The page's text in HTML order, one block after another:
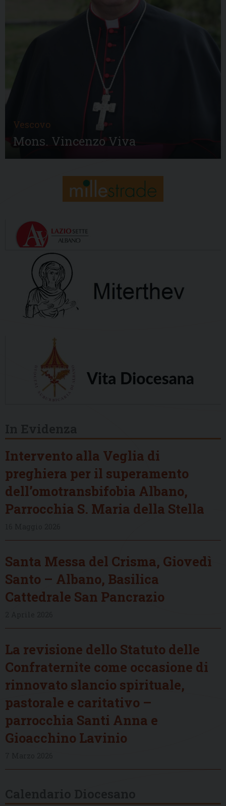
Vescovo
Mons. Vincenzo Viva
Intervento alla Veglia di
preghiera per il superamento
dell’omotransbifobia Albano,
Parrocchia S. Maria della Stella
Santa Messa del Crisma, Giovedì
Santo – Albano, Basilica
Cattedrale San Pancrazio
La revisione dello Statuto delle
Confraternite come occasione di
rinnovato slancio spirituale,
pastorale e caritativo –
parrocchia Santi Anna e
Gioacchino Lavinio